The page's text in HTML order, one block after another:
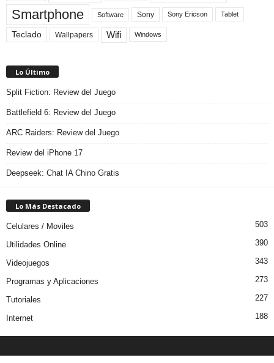
Smartphone Software Sony Sony Ericson Tablet
Teclado Wallpapers Wifi Windows
Lo Último
Split Fiction: Review del Juego
Battlefield 6: Review del Juego
ARC Raiders: Review del Juego
Review del iPhone 17
Deepseek: Chat IA Chino Gratis
Lo Más Destacado
Celulares / Moviles 503
Utilidades Online 390
Videojuegos 343
Programas y Aplicaciones 273
Tutoriales 227
Internet 188